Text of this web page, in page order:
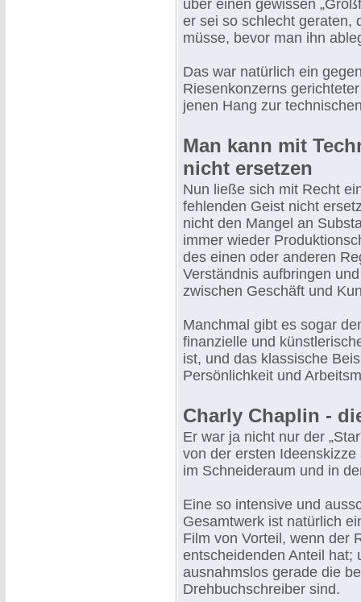
über einen gewissen
er sei so schlecht geraten,
müsse, bevor man ihn
Das war natürlich ein
Riesenkonzerns
jenen Hang zur
Man kann mit
nicht ersetzen
Nun ließe sich mit Recht
fehlenden Geist nicht
nicht den Mangel an
immer wieder
des einen oder anderen
Verständnis aufbringen
zwischen Geschäft und
Manchmal gibt es sogar
finanzielle und
ist, und das klassische
Persönlichkeit und
Charly Chaplin -
Er war ja nicht nur der
von der ersten
im Schneideraum und in
Eine so intensive und
Gesamtwerk ist natürlich
Film von Vorteil, wenn der
entscheidenden Anteil hat;
ausnahmslos gerade die
Drehbuchschreiber sind.